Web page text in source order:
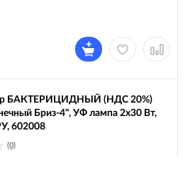
БАКТЕРИЦИДНЫЙ (НДС 20%)
Бриз-4", УФ лампа 2х30 Вт,
602008
(0)